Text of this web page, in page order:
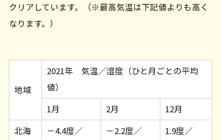
クリアしています。（※最高気温は下記値よりも高く
なります。）
地域
2021年 気温／湿度（ひと月ごとの平均
値）
1月
2月
12月
北海
－4.4度／
－2.2度／
1.9度／